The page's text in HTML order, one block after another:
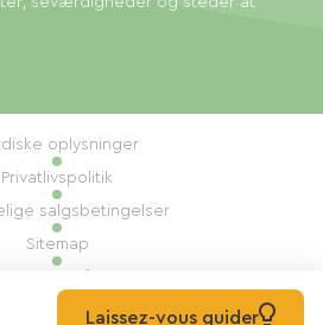
oplysninger
Privatlivspolitik
salgsbetingelser
Sitemap
af: Mill, PrivasLaissez-vous guider